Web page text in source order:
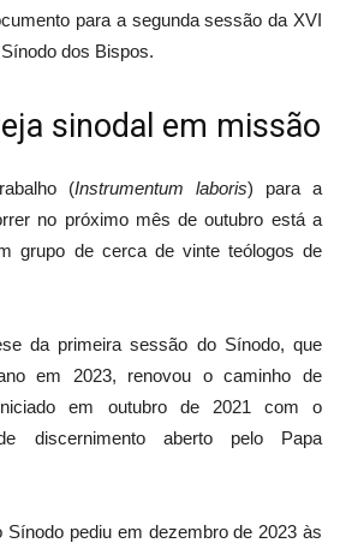
para a segunda sessão da XVI
dos Bispos.
sinodal em missão
(Instrumentum laboris) para a
no próximo mês de outubro está a
grupo de cerca de vinte teólogos de
da primeira sessão do Sínodo, que
em 2023, renovou o caminho de
em outubro de 2021 com o
discernimento aberto pelo Papa
Sínodo pediu em dezembro de 2023 às